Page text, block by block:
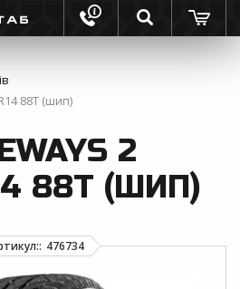
88T (шип)
2
88T (ШИП)